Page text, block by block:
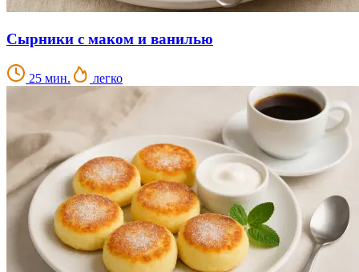
Сырники с маком и ванилью
25 мин. легко